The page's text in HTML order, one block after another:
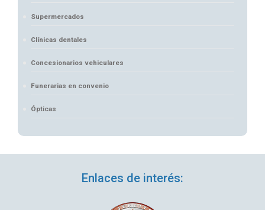
Supermercados
Clínicas dentales
Concesionarios vehiculares
Funerarias en convenio
Ópticas
Enlaces de interés: